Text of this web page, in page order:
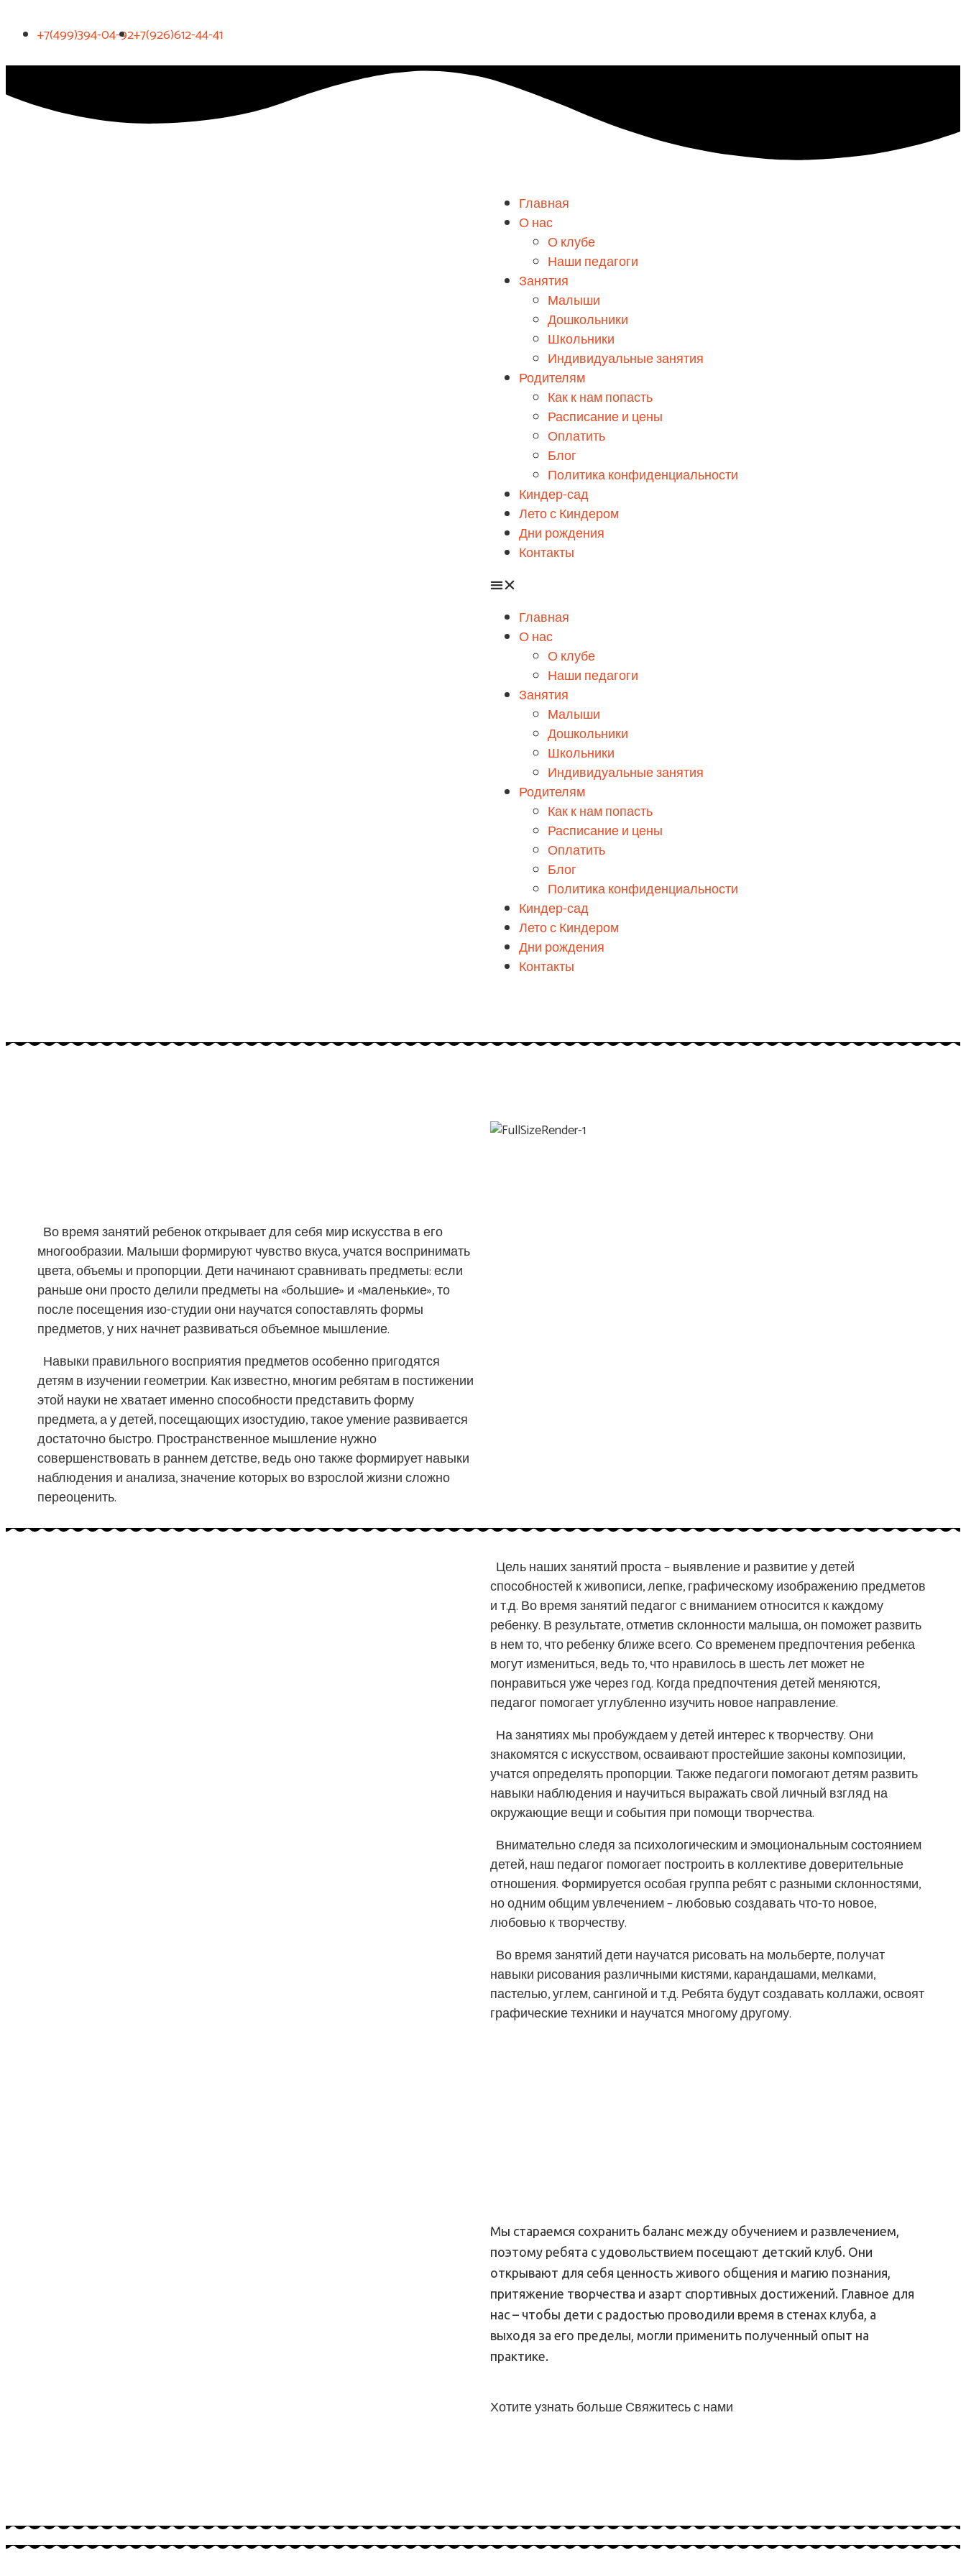
+7(499)394-04-92+7(926)612-44-41
Главная
О нас
О клубе
Наши педагоги
Занятия
Малыши
Дошкольники
Школьники
Индивидуальные занятия
Родителям
Как к нам попасть
Расписание и цены
Оплатить
Блог
Политика конфиденциальности
Киндер-сад
Лето с Киндером
Дни рождения
Контакты
Главная
О нас
О клубе
Наши педагоги
Занятия
Малыши
Дошкольники
Школьники
Индивидуальные занятия
Родителям
Как к нам попасть
Расписание и цены
Оплатить
Блог
Политика конфиденциальности
Киндер-сад
Лето с Киндером
Дни рождения
Контакты
Во время занятий ребенок открывает для себя мир искусства в его
многообразии. Малыши формируют чувство вкуса, учатся воспринимать
цвета, объемы и пропорции. Дети начинают сравнивать предметы: если
раньше они просто делили предметы на «большие» и «маленькие», то
после посещения изо-студии они научатся сопоставлять формы
предметов, у них начнет развиваться объемное мышление.
Навыки правильного восприятия предметов особенно пригодятся
детям в изучении геометрии. Как известно, многим ребятам в постижении
этой науки не хватает именно способности представить форму
предмета, а у детей, посещающих изостудию, такое умение развивается
достаточно быстро. Пространственное мышление нужно
совершенствовать в раннем детстве, ведь оно также формирует навыки
наблюдения и анализа, значение которых во взрослой жизни сложно
переоценить.
Цель наших занятий проста – выявление и развитие у детей
способностей к живописи, лепке, графическому изображению предметов
и т.д. Во время занятий педагог с вниманием относится к каждому
ребенку. В результате, отметив склонности малыша, он поможет развить
в нем то, что ребенку ближе всего. Со временем предпочтения ребенка
могут измениться, ведь то, что нравилось в шесть лет может не
понравиться уже через год. Когда предпочтения детей меняются,
педагог помогает углубленно изучить новое направление.
На занятиях мы пробуждаем у детей интерес к творчеству. Они
знакомятся с искусством, осваивают простейшие законы композиции,
учатся определять пропорции. Также педагоги помогают детям развить
навыки наблюдения и научиться выражать свой личный взгляд на
окружающие вещи и события при помощи творчества.
Внимательно следя за психологическим и эмоциональным состоянием
детей, наш педагог помогает построить в коллективе доверительные
отношения. Формируется особая группа ребят с разными склонностями,
но одним общим увлечением – любовью создавать что-то новое,
любовью к творчеству.
Во время занятий дети научатся рисовать на мольберте, получат
навыки рисования различными кистями, карандашами, мелками,
пастелью, углем, сангиной и т.д. Ребята будут создавать коллажи, освоят
графические техники и научатся многому другому.
Мы стараемся сохранить баланс между обучением и развлечением,
поэтому ребята с удовольствием посещают детский клуб. Они
открывают для себя ценность живого общения и магию познания,
притяжение творчества и азарт спортивных достижений. Главное для
нас – чтобы дети с радостью проводили время в стенах клуба, а
выходя за его пределы, могли применить полученный опыт на
практике.
Хотите узнать больше Свяжитесь с нами